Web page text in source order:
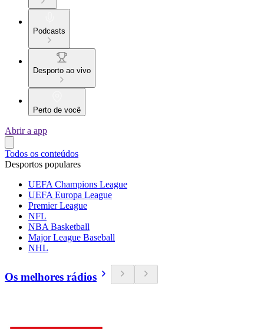
Podcasts
Desporto ao vivo
Perto de você
Abrir a app
Todos os conteúdos
Desportos populares
UEFA Champions League
UEFA Europa League
Premier League
NFL
NBA Basketball
Major League Baseball
NHL
Os melhores rádios